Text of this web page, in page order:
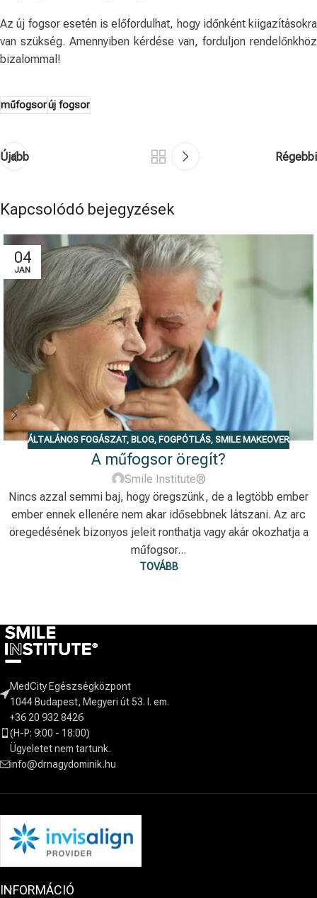
Az új fogsor esetén is előfordulhat, hogy időnként kiigazításokra
van szükség. Amennyiben kérdése van, forduljon rendelőnkhöz
bizalommal!
műfogsorúj fogsor
Újabb Régebbi
Kapcsolódó bejegyzések
04
JAN
ÁLTALÁNOS FOGÁSZAT, BLOG, FOGPÓTLÁS, SMILE MAKEOVER
A műfogsor öregít?
Smile Institute®
Nincs azzal semmi baj, hogy öregszünk, de a legtöbb ember
ember ennek ellenére nem akar idősebbnek látszani. Az arc
öregedésének bizonyos jeleit ronthatja vagy akár okozhatja a
műfogsor...
TOVÁBB
MedCity Egészségközpont
1044 Budapest, Megyeri út 53. I. em.
+36 20 932 8426
(H-P: 9:00 - 18:00)
Ügyeletet nem tartunk.
info@drnagydominik.hu
INFORMÁCIÓ